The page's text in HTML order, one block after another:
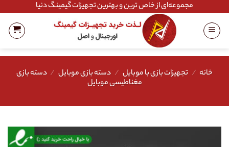
content
مجموعه‌ای از خاص ترین و بهترین تجهیزات گیمینگ دنیا
خانه / تجهیزات بازی با موبایل / دسته بازی موبایل / دسته بازی
مغناطیسی موبایل